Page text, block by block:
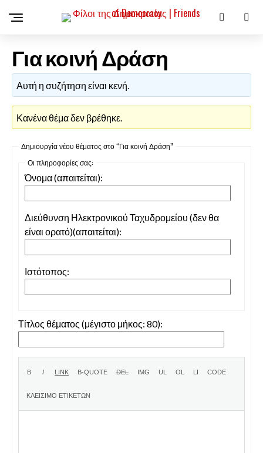
Για κοινή Δράση
Αυτή η συζήτηση είναι κενή.
Κανένα θέμα δεν βρέθηκε.
Δημιουργία νέου θέματος στο “Για κοινή Δράση”
Οι πληροφορίες σας:
Όνομα (απαιτείται):
Διεύθυνση Ηλεκτρονικού Ταχυδρομείου (δεν θα
είναι ορατό)(απαιτείται):
Ιστότοπος:
Τίτλος θέματος (μέγιστο μήκος: 80):